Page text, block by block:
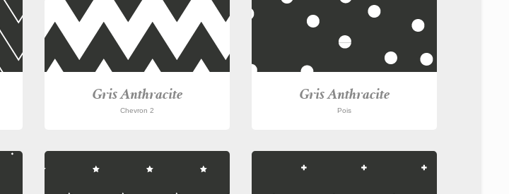
Gris Anthracite
Chevron 2
Gris Anthracite
Pois